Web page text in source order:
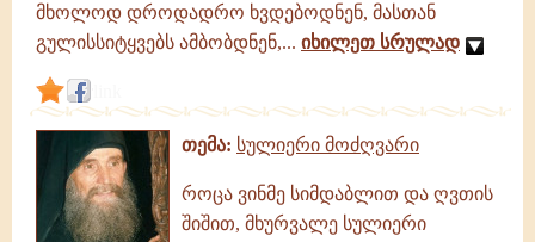
მხოლოდ დროდადრო ხვდებოდნენ, მასთან
გულისსიტყვებს ამბობდნენ,... იხილეთ სრულად
თემა: სულიერი მოძღვარი
როცა ვინმე სიმდაბლით და ღვთის
შიშით, მხურვალე სულიერი